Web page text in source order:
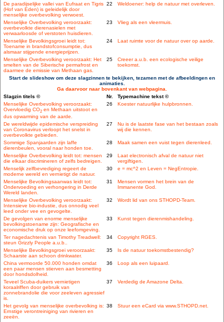
De paradijselijke vallei van Eufraat en Tigris
(Hof van Eden) is geleidelijk door
menselijke overbevolking verwoest.
22 Weldoener: help de natuur met overleven.
Menselijke Overbevolking veroorzaakt:
overbevolkte dierenasielen met
verwaarloosde of verstoten huisdieren.
23 Vlieg als een vleermuis.
Menselijke Bevolkingsgroei leidt tot:
Toename in brandstofconsumptie, dus
alsmaar stijgende energieprijzen.
24 Laat ruimte voor de natuur over op aarde.
Menselijke Overbevolking veroorzaakt: Het
smelten van de Siberische permafrost en
daarmee de emissie van Methaan gas.
25
Creeer a.u.b. een ecologische veilige
toekomst.
Start de slideshow om deze slagzinnen te bekijken, tezamen met de afbeeldingen en
animaties.
Ga daarvoor naar bovenkant van webpagina.
Slagzin titels ©
Nr.
Typemachine tekst ©
Menselijke Overbevolking veroorzaakt:
Overvloedig CO2 en Methaan uitstoot en
dus opwarming van de aarde.
26 Koester natuurlijke hulpbronnen.
De wereldwijde epidemische verspreiding
van Coronavirus verloopt het snelst in
overbevolkte gebieden.
27
Nu is de laatste fase van het bestaan zoals
wij die kennen.
Sommige Spanjaarden zijn laffe
dierenbeulen, vooral naar honden toe.
28 Maak samen een vuist tegen dierenleed.
Menselijke Overbevolking leidt tot: mensen
die elkaar discrimineren of zelfs bedreigen.
29
Laat electronisch afval de natuur niet
vergiftigen.
Menselijk zelfbevrediging regeert de
moderne wereld en vernietigt de natuur.
30 e = mc^2 en Leven = NegEntropie.
Menselijke Bevolkingsaanwas leidt tot:
Ondervoeding en verhongering in Derde
Wereld landen.
31
Mensen vormen het brein van de
Immanente God.
Menselijke Overbevolking veroorzaakt:
Intensieve bio-industie, dus onnodig veel
leed onder vee en gevogelte.
32 Wordt lid van ons STHOPD-Team.
De gevolgen van enorme menselijke
bevolkingstoename zijn: Geografische en
economische druk op onze leefomgeving.
33 Kunst tegen dierenmishandeling.
Ter nagedachtenis van Timothy Treadwell:
steun Grizzly People a.u.b..
34 Copyright RGES.
Menselijke Bevolkingsgroei veroorzaakt:
Schaarste aan schoon drinkwater.
35 Is de natuur toekomstbestendig?
China vermoorde 50.000 honden omdat
een paar mensen stierven aan besmetting
door hondsdolheid.
36 Loop als een luipaard.
Teveel Scuba-duikers vernietigen
koraalriffen door gebruik van
zonnebrandolie die voor zeeleven agressief
is.
37 Verdedig de Amazone Delta.
Het gevolg van menselijke overbevolking is:
Ernstige verontreiniging van rivieren en
zeeën.
38 Stuur een eCard via www.STHOPD.net.